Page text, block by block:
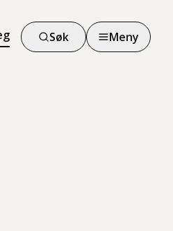
Søk Meny